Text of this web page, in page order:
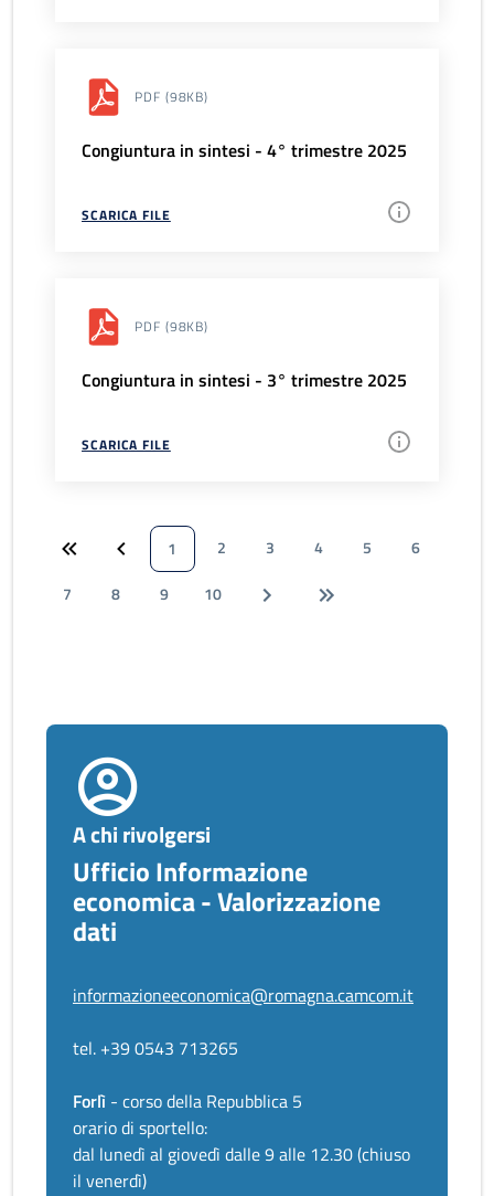
PDF (98KB)
Congiuntura in sintesi - 4° trimestre 2025
SCARICA FILE
PDF (98KB)
Congiuntura in sintesi - 3° trimestre 2025
SCARICA FILE
1 2 3 4 5
6
7
8 9 10
A chi rivolgersi
Ufficio Informazione
economica - Valorizzazione
dati
informazioneeconomica@romagna.camcom.it
tel. +39 0543 713265
Forlì - corso della Repubblica 5
orario di sportello:
dal lunedì al giovedì dalle 9 alle 12.30 (chiuso
il venerdì)